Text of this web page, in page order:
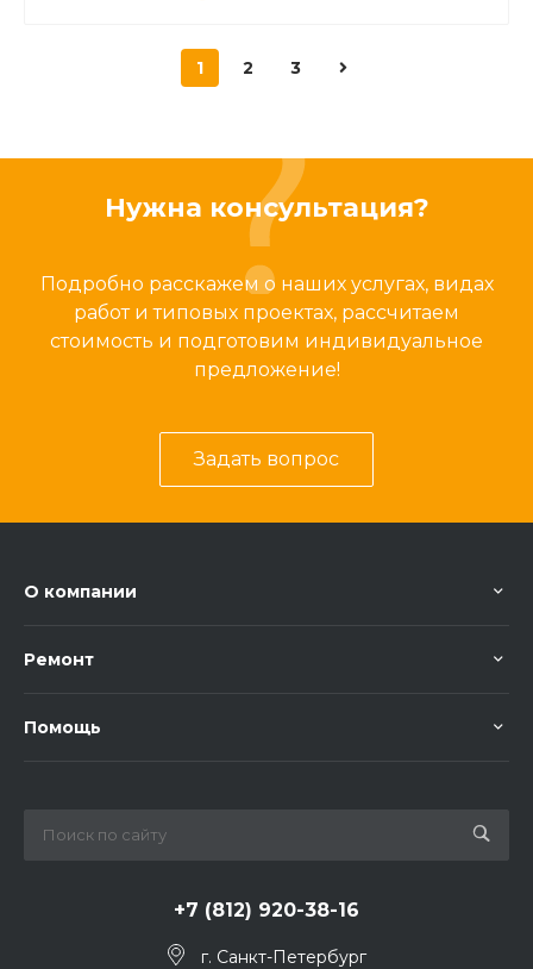
1 2 3
Нужна консультация?
Подробно расскажем о наших услугах, видах
работ и типовых проектах, рассчитаем
стоимость и подготовим индивидуальное
предложение!
Задать вопрос
О компании
Ремонт
Помощь
+7 (812) 920-38-16
г. Санкт-Петербург